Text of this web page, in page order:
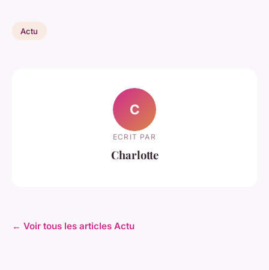
Actu
C
ECRIT PAR
Charlotte
← Voir tous les articles Actu